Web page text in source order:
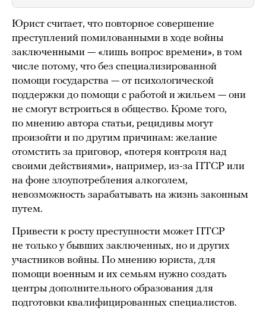
Юрист считает, что повторное совершение
преступлений помилованными в ходе войны
заключенными — «лишь вопрос времени», в том
числе потому, что без специализированной
помощи государства — от психологической
поддержки до помощи с работой и жильем — они
не смогут встроиться в общество. Кроме того,
по мнению автора статьи, рецидивы могут
произойти и по другим причинам: желание
отомстить за приговор, «потеря контроля над
своими действиями», например, из-за ПТСР или
на фоне злоупотребления алкоголем,
невозможность зарабатывать на жизнь законным
путем.
Привести к росту преступности может ПТСР
не только у бывших заключенных, но и других
участников войны. По мнению юриста, для
помощи военным и их семьям нужно создать
центры дополнительного образования для
подготовки квалифицированных специалистов.